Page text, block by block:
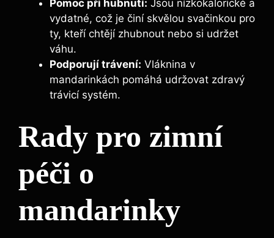
Pomoc při hubnutí: Jsou nízkokalorické a
vydatné, což je činí skvělou svačinkou pro
ty, kteří chtějí zhubnout nebo si udržet
váhu.
Podporují trávení: Vláknina v
mandarinkách pomáhá udržovat zdravý
trávicí systém.
Rady pro zimní
péči o
mandarinky